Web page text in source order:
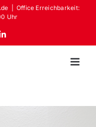
Office Erreichbarkeit:
Uhr
LinkedIn